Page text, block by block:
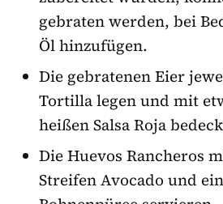
gebraten werden, bei
Öl hinzufügen.
Die gebratenen Eier
Tortilla legen und mit
heißen Salsa Roja
Die Huevos Rancheros
Streifen Avocado und